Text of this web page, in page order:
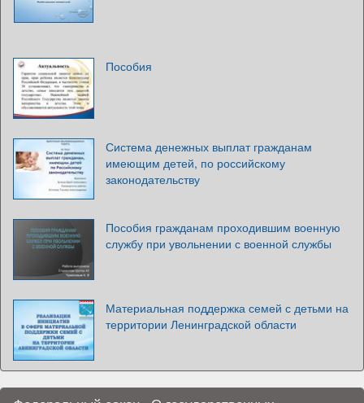
Пособия
Система денежных выплат гражданам
имеющим детей, по российскому
законодательству
Пособия гражданам проходившим военную
службу при увольнении с военной службы
Материальная поддержка семей с детьми на
территории Ленинградской области